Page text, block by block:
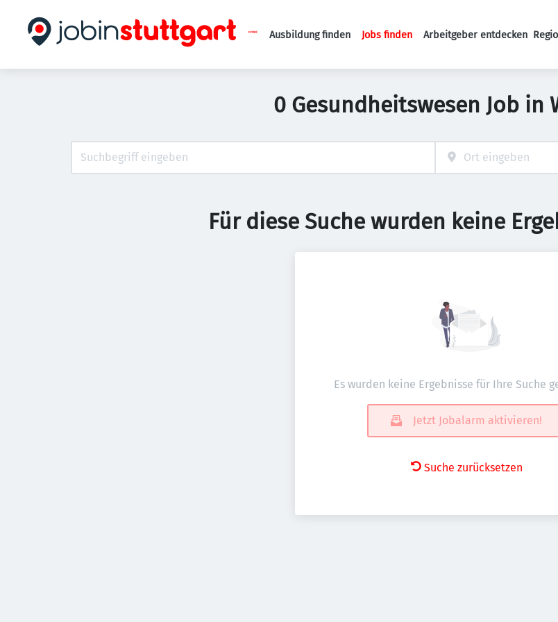
Haupt-Navigation
Ausbildung finden Jobs finden Arbeitgeber entdecken
0 Gesundheitswesen Job in
Für diese Suche wurden keine
Es wurden keine Ergebnisse für Ihre Suche
Jetzt Jobalarm aktivieren!
Suche zurücksetzen